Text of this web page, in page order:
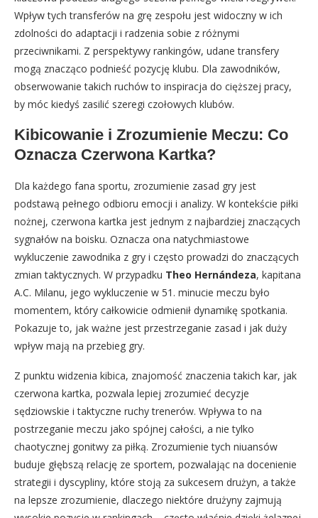
Wpływ tych transferów na grę zespołu jest widoczny w ich
zdolności do adaptacji i radzenia sobie z różnymi
przeciwnikami. Z perspektywy rankingów, udane transfery
mogą znacząco podnieść pozycję klubu. Dla zawodników,
obserwowanie takich ruchów to inspiracja do cięższej pracy,
by móc kiedyś zasilić szeregi czołowych klubów.
Kibicowanie i Zrozumienie Meczu: Co
Oznacza Czerwona Kartka?
Dla każdego fana sportu, zrozumienie zasad gry jest
podstawą pełnego odbioru emocji i analizy. W kontekście piłki
nożnej, czerwona kartka jest jednym z najbardziej znaczących
sygnałów na boisku. Oznacza ona natychmiastowe
wykluczenie zawodnika z gry i często prowadzi do znaczących
zmian taktycznych. W przypadku Theo Hernándeza, kapitana
A.C. Milanu, jego wykluczenie w 51. minucie meczu było
momentem, który całkowicie odmienił dynamikę spotkania.
Pokazuje to, jak ważne jest przestrzeganie zasad i jak duży
wpływ mają na przebieg gry.
Z punktu widzenia kibica, znajomość znaczenia takich kar, jak
czerwona kartka, pozwala lepiej zrozumieć decyzje
sędziowskie i taktyczne ruchy trenerów. Wpływa to na
postrzeganie meczu jako spójnej całości, a nie tylko
chaotycznej gonitwy za piłką. Zrozumienie tych niuansów
buduje głębszą relację ze sportem, pozwalając na docenienie
strategii i dyscypliny, które stoją za sukcesem drużyn, a także
na lepsze zrozumienie, dlaczego niektóre drużyny zajmują